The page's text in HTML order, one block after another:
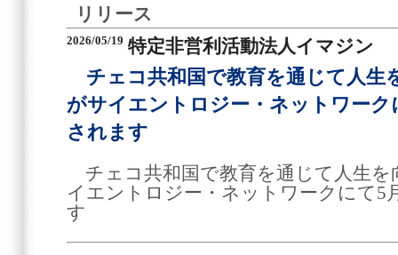
リリース
2026/05/19 特定非営利活動法人イマジン
チェコ共和国で教育を通じて人生
がサイエントロジー・ネットワーク
されます
チェコ共和国で教育を通じて人生を
イエントロジー・ネットワークにて5
す